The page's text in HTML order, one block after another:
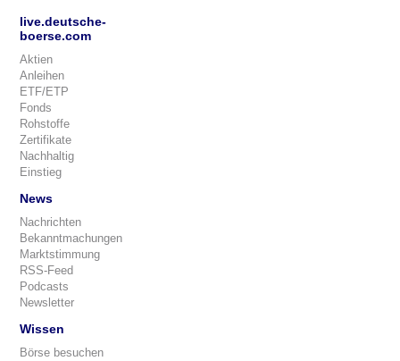
live.deutsche-
boerse.com
Aktien
Anleihen
ETF/ETP
Fonds
Rohstoffe
Zertifikate
Nachhaltig
Einstieg
News
Nachrichten
Bekanntmachungen
Marktstimmung
RSS-Feed
Podcasts
Newsletter
Wissen
Börse besuchen